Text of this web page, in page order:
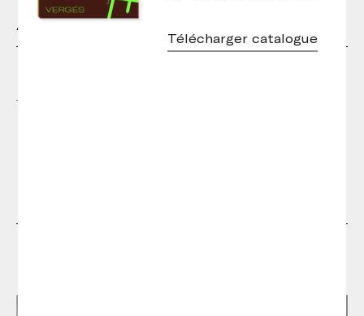
Autres modèles de la collection
Télécharger catalogue